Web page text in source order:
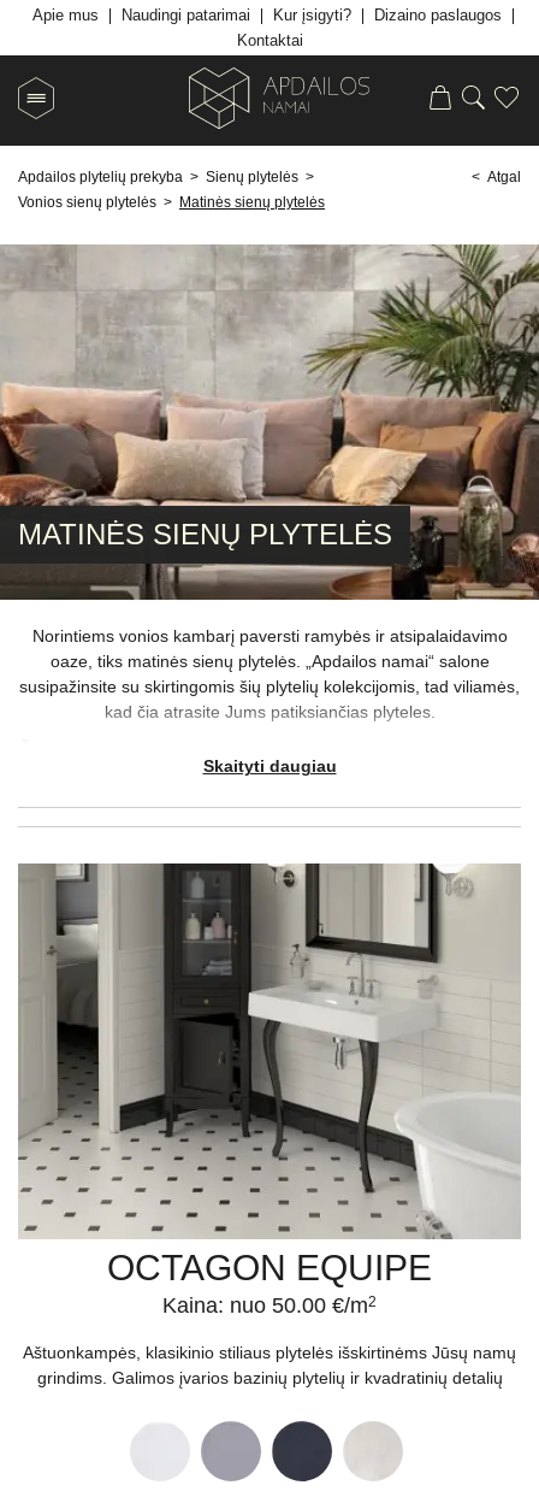
Apie mus Naudingi patarimai Kur įsigyti?
Dizaino paslaugos
Kontaktai
Apdailos plytelių prekyba > Sienų plytelės >
Vonios sienų plytelės > Matinės sienų plytelės
< Atgal
MATINĖS SIENŲ PLYTELĖS
Norintiems vonios kambarį paversti ramybės ir atsipalaidavimo
oaze, tiks matinės sienų plytelės. „Apdailos namai“ salone
susipažinsite su skirtingomis šių plytelių kolekcijomis, tad viliamės,
kad čia atrasite Jums patiksiančias plyteles.
ši apdailos medžiaga leidžia išplėtoti ramybe alsuojančią aplinką.
plytelės taps interjero puošmena.
Matinės plytelės sienoms vertinamos ne tik dėl dailios išvaizdos,
bet ir dėl praktiškų savybių, kadangi ant jų kur kas sunkiau
pastebimi nešvarumai. Tiek svarstant šių, tiek kitų apdailos
medžiagų pasirinkimą, klausimų kyla ir daugiau – į visus juos
atsakysite lengviau, jei pasinaudosite nemokama dizaino
paslauga.
Kviečiame užsukti į „Apdailos namai“ saloną Vilniuje – čia iš arčiau
apžiūrėsite matinių sienų plytelių kolekcijas.
Skaityti daugiau
OCTAGON EQUIPE
Kaina: nuo 50.00 €/m2
Aštuonkampės, klasikinio stiliaus plytelės išskirtinėms Jūsų namų
grindims. Galimos įvarios bazinių plytelių ir kvadratinių detalių